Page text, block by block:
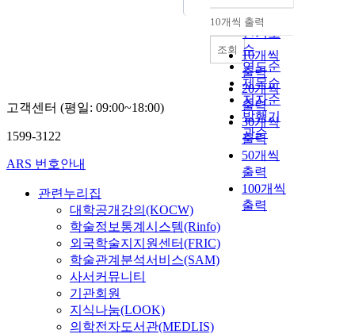
순
인기도
순
연도순
제목순
저자순
발행기
관순
내림차순
10개씩 출력
10개씩
출력
20개씩
출력
30개씩
출력
50개씩
출력
100개씩
출력
조회
고객센터 (평일: 09:00~18:00)
1599-3122
ARS 번호안내
관련누리집
대학공개강의(KOCW)
학술정보통계시스템(Rinfo)
외국학술지지원센터(FRIC)
학술관계분석서비스(SAM)
사서커뮤니티
기관회원
지식나눔(LOOK)
의학전자도서관(MEDLIS)